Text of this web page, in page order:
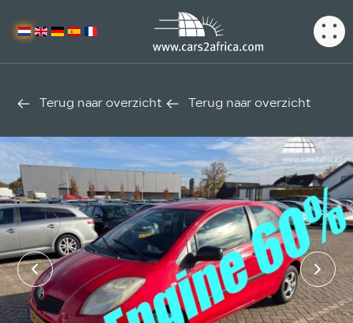
Terug naar overzicht Terug naar overzicht